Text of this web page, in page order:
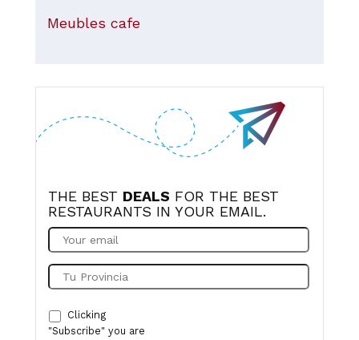
Meubles cafe
THE BEST DEALS FOR THE BEST
RESTAURANTS IN YOUR EMAIL.
Clicking
"Subscribe" you are